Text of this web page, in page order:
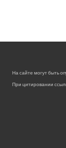
На сайте могут быть
При цитировании